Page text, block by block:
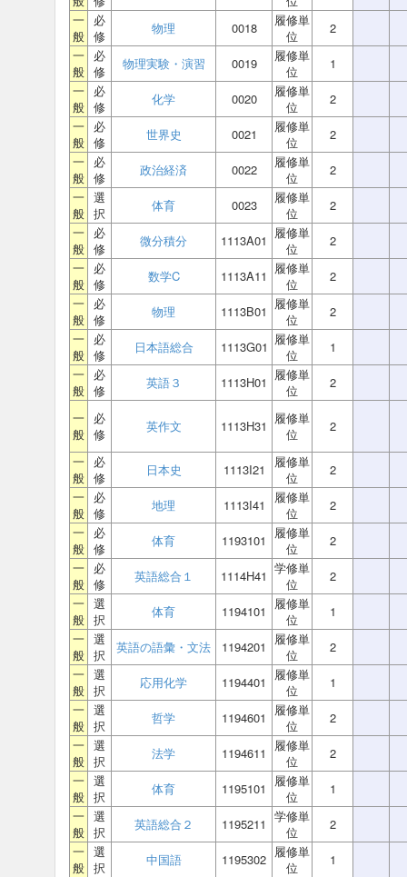
一
般
必
修
物理 0018
履修単
位
2
一
般
必
修
物理実験・演習 0019
履修単
位
1
一
般
必
修
化学 0020
履修単
位
2
一
般
必
修
世界史 0021
履修単
位
2
一
般
必
修
政治経済 0022
履修単
位
2
一
般
選
択
体育 0023
履修単
位
2
一
般
必
修
微分積分 1113A01 履修単
位
2
一
般
必
修
数学C 1113A11 履修単
位
2
一
般
必
修
物理 1113B01 履修単
位
2
一
般
必
修
日本語総合 1113G01 履修単
位
1
一
般
必
修
英語３ 1113H01 履修単
位
2
一
般
必
修
英作文 1113H31 履修単
位
2
一
般
必
修
日本史 1113I21
履修単
位
2
一
般
必
修
地理 1113I41
履修単
位
2
一
般
必
修
体育 1193101
履修単
位
2
一
般
必
修
英語総合１ 1114H41 学修単
位
2
一
般
選
択
体育 1194101
履修単
位
1
一
般
選
択
英語の語彙・文法 1194201
履修単
位
2
一
般
選
択
応用化学 1194401
履修単
位
1
一
般
選
択
哲学 1194601
履修単
位
2
一
般
選
択
法学 1194611
履修単
位
2
一
般
選
択
体育 1195101
履修単
位
1
一
般
選
択
英語総合２ 1195211 学修単
位
2
一
般
選
択
中国語 1195302 履修単
位
1